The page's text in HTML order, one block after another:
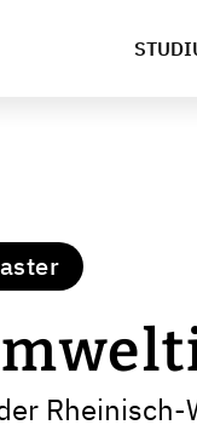
Rheinisch-